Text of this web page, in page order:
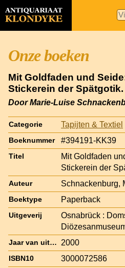
Onze boeken
Mit Goldfaden und
Stickerein der Spätgotik.
Door Marie-Luise
Categorie Tapijten & Textiel
Boeknummer #394191-KK39
Titel
Mit Goldfaden
Stickerein der
Auteur Schnackenburg,
Boektype Paperback
Uitgeverij
Osnabrück :
Jaar van uitgave 2000
ISBN10 3000072586